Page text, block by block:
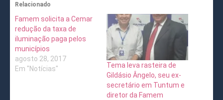
Relacionado
Famem solicita a Cemar
redução da taxa de
iluminação paga pelos
municípios
agosto 28, 2017
Em "Notícias"
Tema leva rasteira de
Gildásio Ângelo, seu ex-
secretário em Tuntum e
diretor da Famem